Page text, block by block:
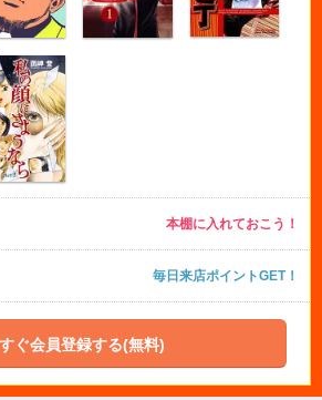
本棚に入れておこう！
毎日来店ポイントGET！
ぐ会員登録する(無料)